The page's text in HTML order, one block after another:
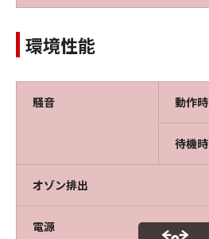
環境性能
騒音 動作時
待機時
オゾン排出
電源